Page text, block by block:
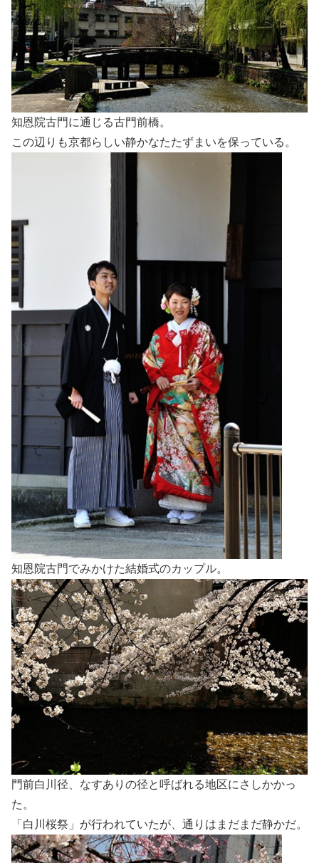
知恩院古門に通じる古門前橋。
この辺りも京都らしい静かなたたずまいを保っている。
知恩院古門でみかけた結婚式のカップル。
門前白川径、なすありの径と呼ばれる地区にさしかかっ
た。
「白川桜祭」が行われていたが、通りはまだまだ静かだ。